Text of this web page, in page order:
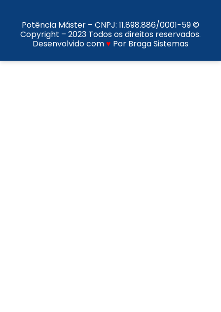
Potência Máster – CNPJ: 11.898.886/0001-59©
Copyright – 2023 Todos os direitos reservados.
Desenvolvido com♥ Por Braga Sistemas